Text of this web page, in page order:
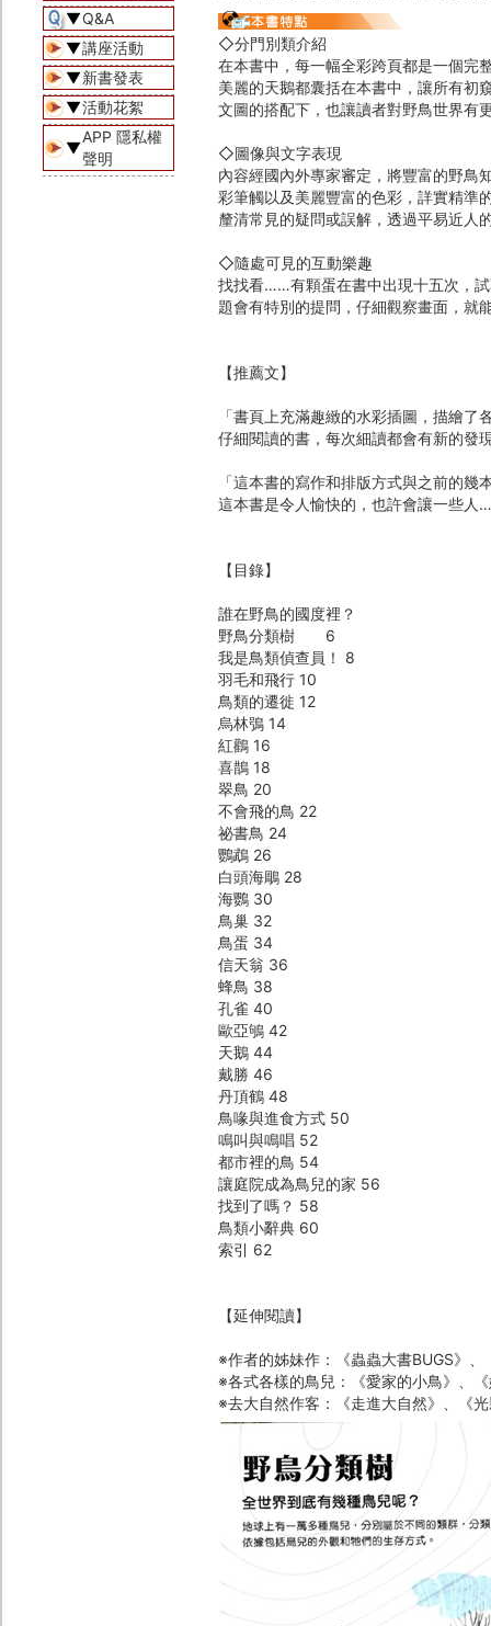
▼Q&A
▼講座活動
▼新書發表
▼活動花絮
▼
APP 隱私權
聲明
◇分門別類介紹
在本書中，每一幅全彩跨頁都是一個完
美麗的天鵝都囊括在本書中，讓所有初
文圖的搭配下，也讓讀者對野鳥世界有
◇圖像與文字表現
內容經國內外專家審定，將豐富的野鳥
彩筆觸以及美麗豐富的色彩，詳實精準
釐清常見的疑問或誤解，透過平易近人
◇隨處可見的互動樂趣
找找看……有顆蛋在書中出現十五次，
題會有特別的提問，仔細觀察畫面，就
【推薦文】
「書頁上充滿趣緻的水彩插圖，描繪
仔細閱讀的書，每次細讀都會有新的發
「這本書的寫作和排版方式與之前的
這本書是令人愉快的，也許會讓一些
【目錄】
誰在野鳥的國度裡？
野鳥分類樹 6
我是鳥類偵查員！ 8
羽毛和飛行 10
鳥類的遷徙 12
烏林鴞 14
紅鸛 16
喜鵲 18
翠鳥 20
不會飛的鳥 22
祕書鳥 24
鸚鵡 26
白頭海鵰 28
海鸚 30
鳥巢 32
鳥蛋 34
信天翁 36
蜂鳥 38
孔雀 40
歐亞鴝 42
天鵝 44
戴勝 46
丹頂鶴 48
鳥喙與進食方式 50
鳴叫與鳴唱 52
都市裡的鳥 54
讓庭院成為鳥兒的家 56
找到了嗎？ 58
鳥類小辭典 60
索引 62
【延伸閱讀】
※作者的姊妹作：《蟲蟲大書BUGS》
※各式各樣的鳥兒：《愛家的小鳥》、
※去大自然作客：《走進大自然》、《